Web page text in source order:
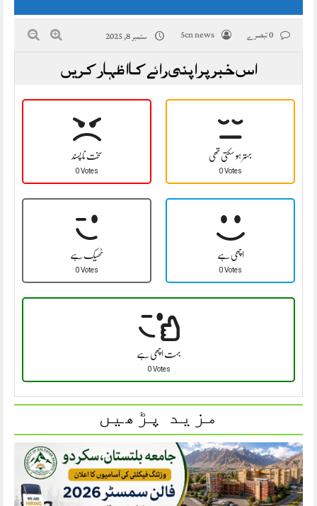
5cn news ستمبر 8, 2025
اس خبر پر اپنی رائے کا اظہار کریں
سخت نا پسند
0 Votes
بہتر ہو سکتی تھی
0 Votes
ٹھیک ہے
0 Votes
اچھی ہے
0 Votes
بہت اچھی ہے
0 Votes
مزید پڑھیں